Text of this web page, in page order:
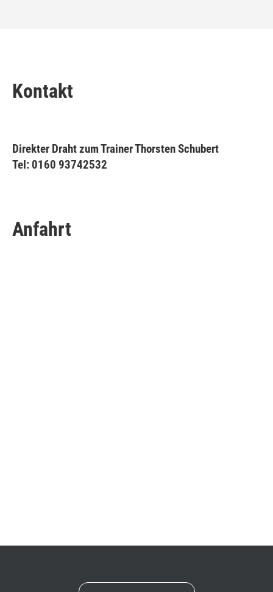
Kontakt
Direkter Draht zum Trainer Thorsten Schubert
Tel: 0160 93742532
Anfahrt